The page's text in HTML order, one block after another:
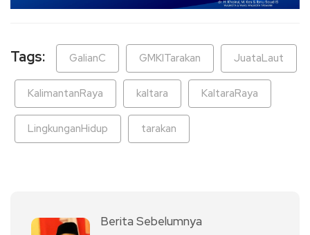
Tags: GalianC GMKITarakan JuataLaut
KalimantanRaya kaltara KaltaraRaya
LingkunganHidup tarakan
Berita Sebelumnya